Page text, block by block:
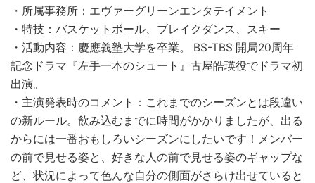
・所属事務所：エヴァーグリーンエンタテイメント
・特技： バスケットボール、ブレイクダンス、スキー
・活動内容：慶應義塾大学を卒業。 BS-TBS 開局20周年
記念ドラマ『左手一本のシュート』古屋皓瑛役でドラマ初
出演。
・主演発表時のコメント：これまでのシーズンとは段違い
の新ルール。飲み込むまでに時間がかかりましたが、出る
からには一番おもしろいシーズンにしたいです！メンバー
の前で見せる姿と、好きな人の前で見せる姿のギャップな
ど、状況によって色んな自分の側面がさらけ出せていると